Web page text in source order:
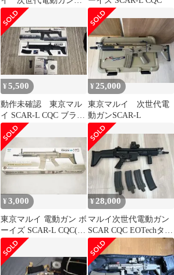
SCAR-L CQC電動ガン
本体
¥5,500
動作未確認 東京マル
イ SCAR-L CQC ブラッ
ク 電動ガンボーイズ
¥25,000
東京マルイ 次世代電
動ガンSCAR-L
¥3,000
東京マルイ 電動ガン ボ
ーイズ SCAR-L CQC(ジ
ャンク品) マガジン2個
¥28,000
マルイ次世代電動ガン
SCAR CQC EOTechタイ
プ